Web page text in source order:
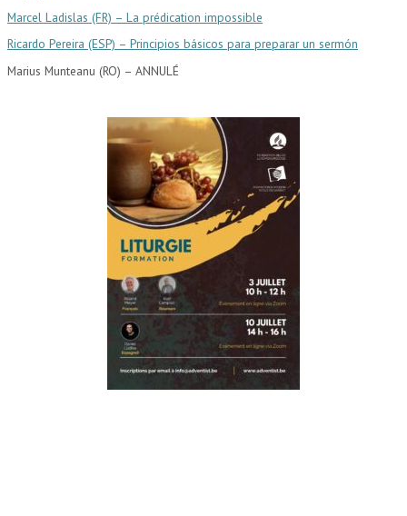
Marcel Ladislas (FR) – La prédication impossible
Ricardo Pereira (ESP) – Principios básicos para preparar un sermón
Marius Munteanu (RO) – ANNULÉ